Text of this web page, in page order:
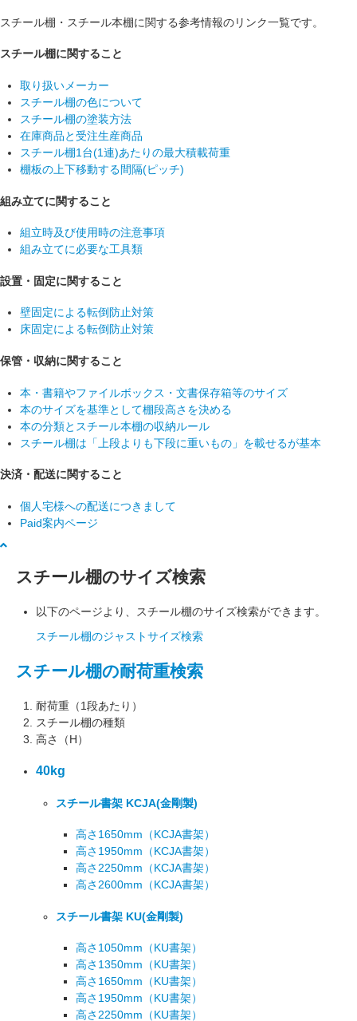
スチール棚・スチール本棚に関する参考情報のリンク一覧です。
スチール棚に関すること
取り扱いメーカー
スチール棚の色について
スチール棚の塗装方法
在庫商品と受注生産商品
スチール棚1台(1連)あたりの最大積載荷重
棚板の上下移動する間隔(ピッチ)
組み立てに関すること
組立時及び使用時の注意事項
組み立てに必要な工具類
設置・固定に関すること
壁固定による転倒防止対策
床固定による転倒防止対策
保管・収納に関すること
本・書籍やファイルボックス・文書保存箱等のサイズ
本のサイズを基準として棚段高さを決める
本の分類とスチール本棚の収納ルール
スチール棚は「上段よりも下段に重いもの」を載せるが基本
決済・配送に関すること
個人宅様への配送につきまして
Paid案内ページ
スチール棚のサイズ検索
以下のページより、スチール棚のサイズ検索ができます。
スチール棚のジャストサイズ検索
スチール棚の耐荷重検索
耐荷重（1段あたり）
スチール棚の種類
高さ（H）
40kg
スチール書架 KCJA(金剛製)
高さ1650mm （KCJA書架）
高さ1950mm （KCJA書架）
高さ2250mm （KCJA書架）
高さ2600mm （KCJA書架）
スチール書架 KU(金剛製)
高さ1050mm （KU書架）
高さ1350mm （KU書架）
高さ1650mm （KU書架）
高さ1950mm （KU書架）
高さ2250mm （KU書架）